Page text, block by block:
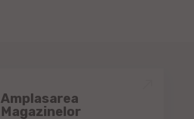
Amplasarea
Magazinelor